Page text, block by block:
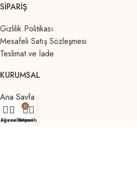
SIPARIŞ
Gizlilik Politikası
Mesafeli Satış Sözleşmesi
Teslimat ve İade
KURUMSAL
Ana Sayfa
Kurumsal
İletişim
Favorilerim
0
Sepet
Hesabım